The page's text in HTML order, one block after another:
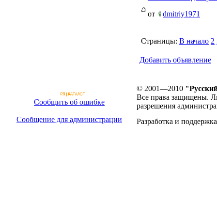
от
dmitriy1971
Страницы: В начало 2
Добавить объявление
Сообщить об ошибке
Сообщение для администрации
© 2001—2010
Все права защищены.
разрешения
Разработка и